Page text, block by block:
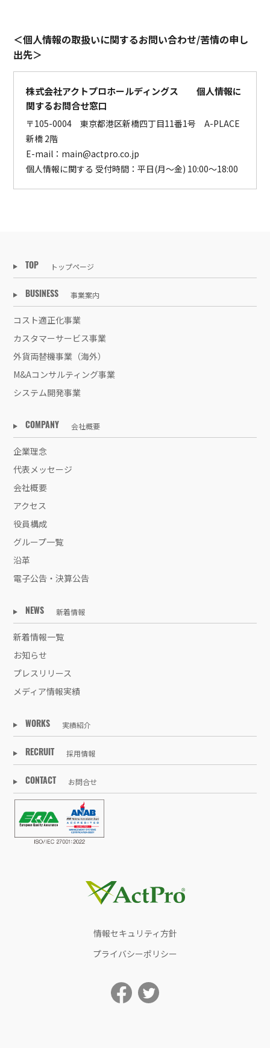
＜個人情報の取扱いに関するお問い合わせ/苦情の申し
出先＞
株式会社アクトプロホールディングス 個人情報に
関するお問合せ窓口
〒105-0004 東京都港区新橋四丁目11番1号 A-PLACE
新橋 2階
E-mail：main@actpro.co.jp
個人情報に関する 受付時間：平日(月～金) 10:00～18:00
TOP トップページ
BUSINESS 事業案内
コスト適正化事業
カスタマーサービス事業
外貨両替機事業（海外）
M&Aコンサルティング事業
システム開発事業
COMPANY 会社概要
企業理念
代表メッセージ
会社概要
アクセス
役員構成
グループ一覧
沿革
電子公告・決算公告
NEWS 新着情報
新着情報一覧
お知らせ
プレスリリース
メディア情報実績
WORKS 実績紹介
RECRUIT 採用情報
CONTACT お問合せ
情報セキュリティ方針
プライバシーポリシー